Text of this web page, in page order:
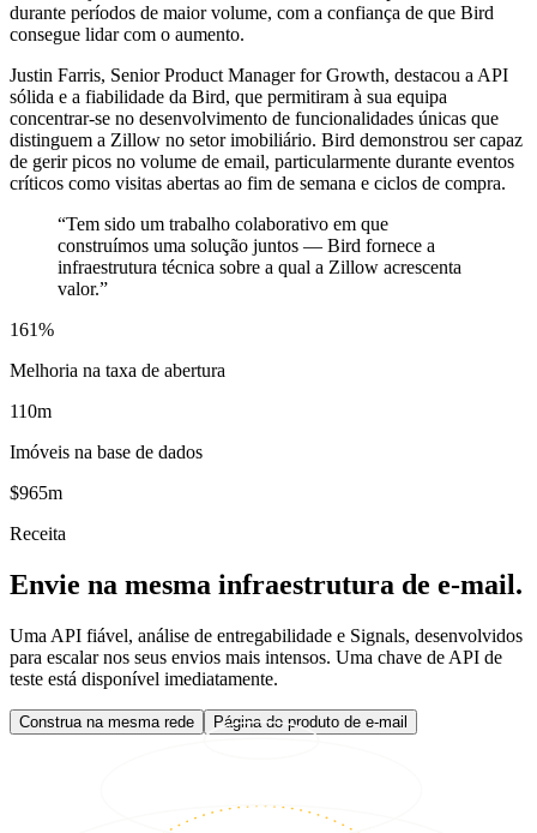
durante períodos de maior volume, com a confiança de que Bird
consegue lidar com o aumento.
Justin Farris, Senior Product Manager for Growth, destacou a API
sólida e a fiabilidade da Bird, que permitiram à sua equipa
concentrar-se no desenvolvimento de funcionalidades únicas que
distinguem a Zillow no setor imobiliário. Bird demonstrou ser capaz
de gerir picos no volume de email, particularmente durante eventos
críticos como visitas abertas ao fim de semana e ciclos de compra.
“Tem sido um trabalho colaborativo em que
construímos uma solução juntos — Bird fornece a
infraestrutura técnica sobre a qual a Zillow acrescenta
valor.”
161%
Melhoria na taxa de abertura
110m
Imóveis na base de dados
$965m
Receita
Envie na mesma infraestrutura de e-mail.
Uma API fiável, análise de entregabilidade e Signals, desenvolvidos
para escalar nos seus envios mais intensos. Uma chave de API de
teste está disponível imediatamente.
Construa na mesma rede Página do produto de e-mail